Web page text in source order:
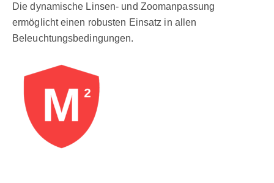
Die dynamische Linsen- und Zoomanpassung
ermöglicht einen robusten Einsatz in allen
Beleuchtungsbedingungen.